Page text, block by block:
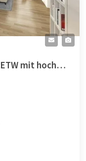
Hofheim - 4-Zimmer-Neubau-ETW mit hochwertiger Ausstattung